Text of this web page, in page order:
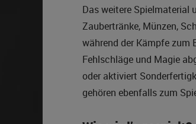
Das weitere Spielmaterial
Zaubertränke, Münzen,
während der Kämpfe zum
Fehlschläge und Magie
oder aktiviert
gehören ebenfalls zum